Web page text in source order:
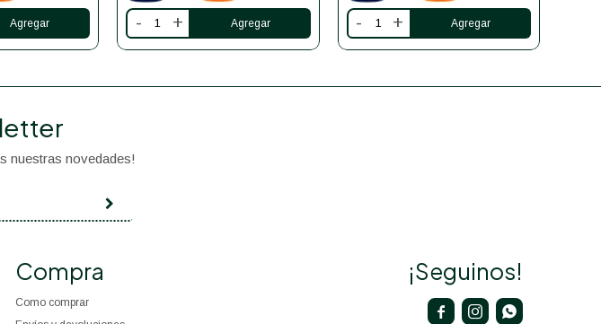
- + - +
Compra
Como comprar
nuestras novedades!
¡Seguinos!
  